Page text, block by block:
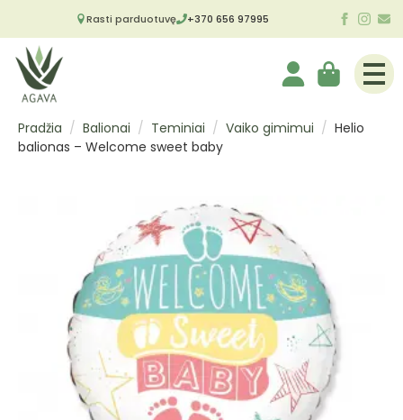
Rasti parduotuvę +370 656 97995
Pradžia Balionai Teminiai Vaiko gimimui
Helio
balionas – Welcome sweet baby